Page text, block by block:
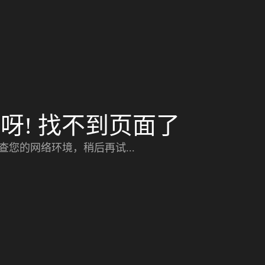
! 找不到页面了
您的网络环境，稍后再试...